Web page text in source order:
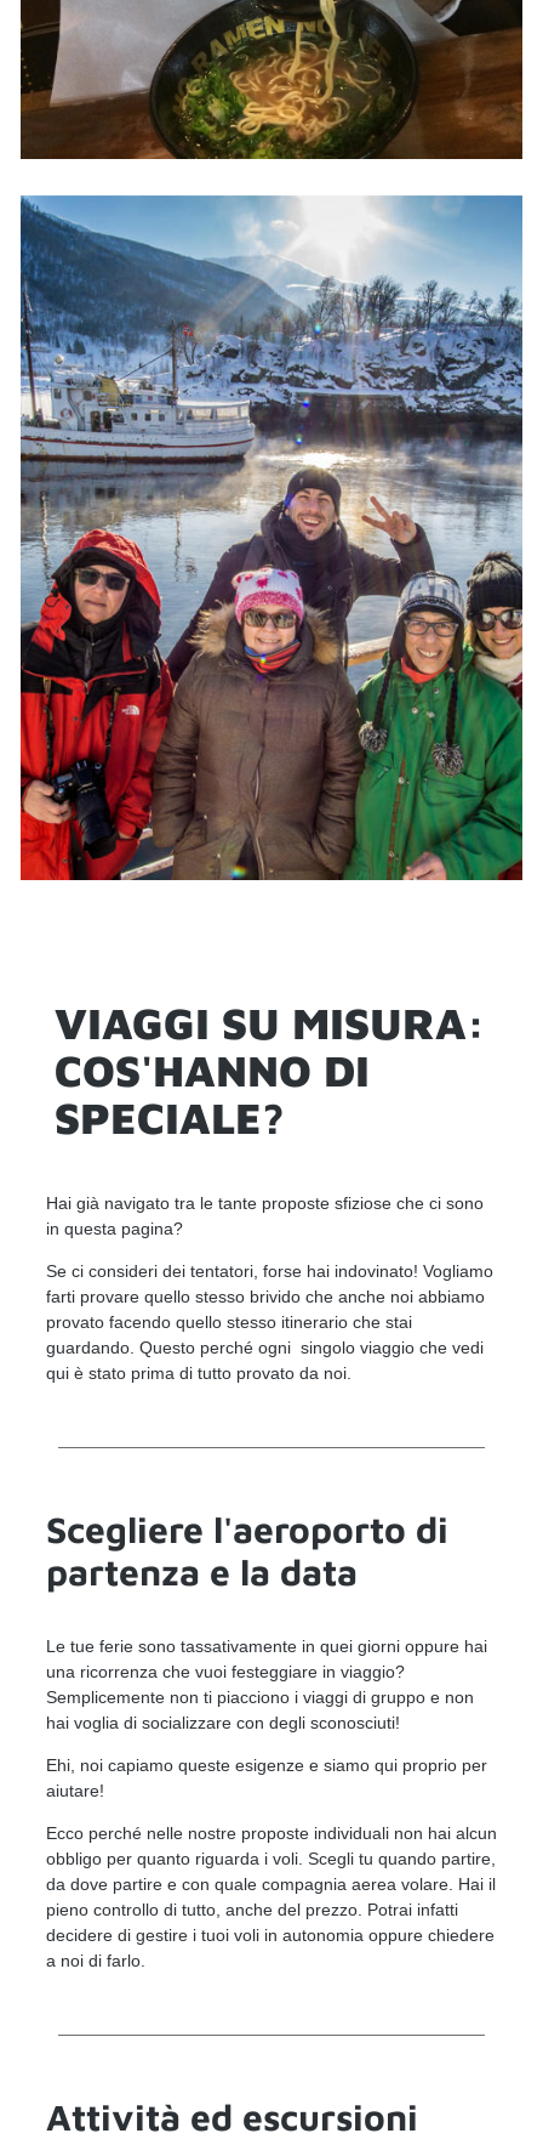
VIAGGI SU MISURA:
COS'HANNO DI
SPECIALE?
Hai già navigato tra le tante proposte sfiziose che ci sono
in questa pagina?
Se ci consideri dei tentatori, forse hai indovinato! Vogliamo
farti provare quello stesso brivido che anche noi abbiamo
provato facendo quello stesso itinerario che stai
guardando. Questo perché ogni singolo viaggio che vedi
qui è stato prima di tutto provato da noi.
Scegliere l'aeroporto di
partenza e la data
Le tue ferie sono tassativamente in quei giorni oppure hai
una ricorrenza che vuoi festeggiare in viaggio?
Semplicemente non ti piacciono i viaggi di gruppo e non
hai voglia di socializzare con degli sconosciuti!
Ehi, noi capiamo queste esigenze e siamo qui proprio per
aiutare!
Ecco perché nelle nostre proposte individuali non hai alcun
obbligo per quanto riguarda i voli. Scegli tu quando partire,
da dove partire e con quale compagnia aerea volare. Hai il
pieno controllo di tutto, anche del prezzo. Potrai infatti
decidere di gestire i tuoi voli in autonomia oppure chiedere
a noi di farlo.
Attività ed escursioni